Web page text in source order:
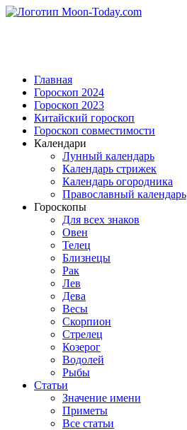
Главная
Гороскоп 2024
Гороскоп 2023
Китайский гороскоп
Гороскоп совместимости
Календари
Лунный календарь
Календарь стрижек
Календарь огородника
Православный календарь
Гороскопы
Для всех знаков
Овен
Телец
Близнецы
Рак
Лев
Дева
Весы
Скорпион
Стрелец
Козерог
Водолей
Рыбы
Статьи
Значение имени
Приметы
Все статьи